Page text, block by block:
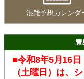
混雑予想カレンダ
豊
■令和8年5月16日
（土曜日）は、